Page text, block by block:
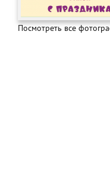
Посмотреть все